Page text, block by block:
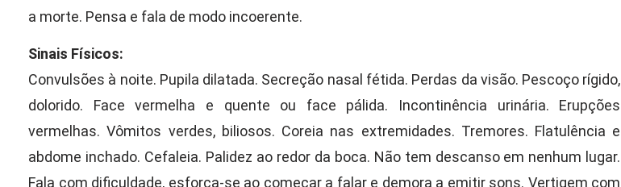
a morte. Pensa e fala de modo incoerente.
Sinais Físicos:
Convulsões à noite. Pupila dilatada. Secreção nasal fétida. Perdas da visão. Pescoço rígido,
dolorido. Face vermelha e quente ou face pálida. Incontinência urinária. Erupções
vermelhas. Vômitos verdes, biliosos. Coreia nas extremidades. Tremores. Flatulência e
abdome inchado. Cefaleia. Palidez ao redor da boca. Não tem descanso em nenhum lugar.
Fala com dificuldade, esforça-se ao começar a falar e demora a emitir sons. Vertigem com